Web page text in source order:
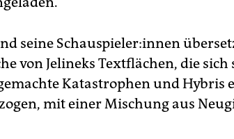
seine Schau­spie­le­r:in­nen
von Jelineks Textflächen, die
Katastrophen und Hybris
mit einer Mischung aus